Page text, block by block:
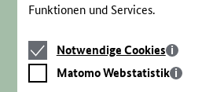
Funktionen und Services.
Notwendige
Cookies
Notwendige Cookies
Matomo
Webstatistik
Matomo Webstatistik